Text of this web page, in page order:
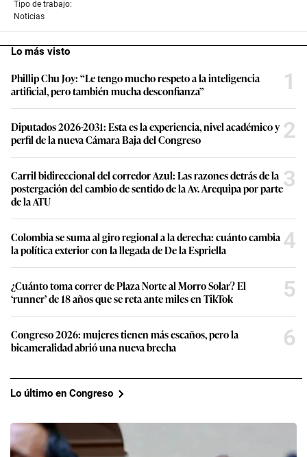
Tipo de trabajo:
Noticias
Lo más visto
Phillip Chu Joy: “Le tengo mucho respeto a la inteligencia
artificial, pero también mucha desconfianza”
1
Diputados 2026-2031: Esta es la experiencia, nivel académico y
perfil de la nueva Cámara Baja del Congreso
2
Carril bidireccional del corredor Azul: Las razones detrás de la
postergación del cambio de sentido de la Av. Arequipa por parte
de la ATU
3
Colombia se suma al giro regional a la derecha: cuánto cambia
la política exterior con la llegada de De la Espriella
4
¿Cuánto toma correr de Plaza Norte al Morro Solar? El
‘runner’ de 18 años que se reta ante miles en TikTok
5
Congreso 2026: mujeres tienen más escaños, pero la
bicameralidad abrió una nueva brecha
6
Lo último en Congreso